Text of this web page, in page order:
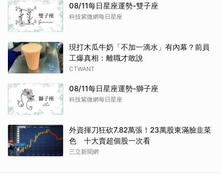
08/11每日星座運勢-雙子座
科技紫微網每日星座
現打木瓜牛奶「不加一滴水」有內幕？前員
工爆真相：離職才敢說
CTWANT
08/11每日星座運勢-獅子座
科技紫微網每日星座
外資揮刀狂砍7.82萬張！23萬股東滿臉韭菜
色 十大賣超個股一次看
三立新聞網